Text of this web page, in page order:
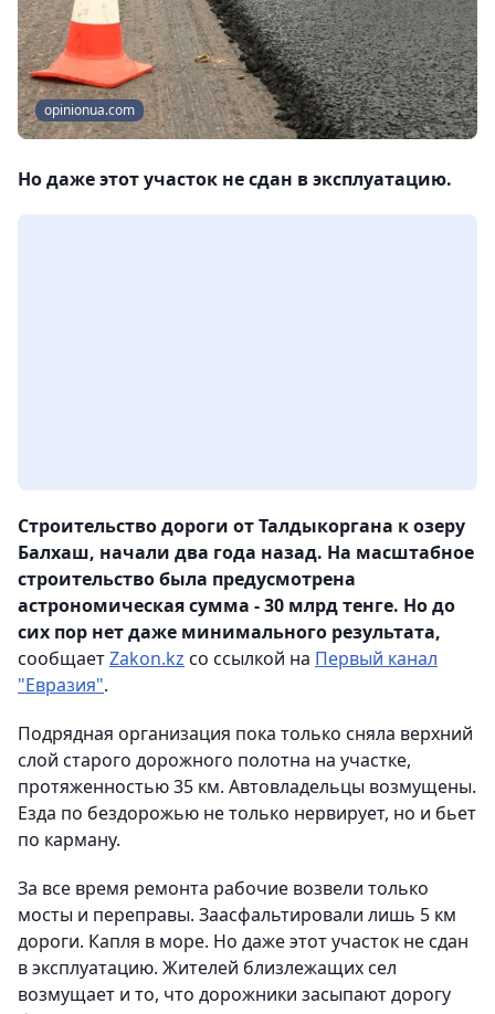
opinionua.com
Но даже этот участок не сдан в эксплуатацию.
Строительство дороги от Талдыкоргана к озеру
Балхаш, начали два года назад. На масштабное
строительство была предусмотрена
астрономическая сумма - 30 млрд тенге. Но до
сих пор нет даже минимального результата,
сообщаетZakon.kz со ссылкой на Первый канал
"Евразия".
Подрядная организация пока только сняла верхний
слой старого дорожного полотна на участке,
протяженностью 35 км. Автовладельцы возмущены.
Езда по бездорожью не только нервирует, но и бьет
по карману.
За все время ремонта рабочие возвели только
мосты и переправы. Заасфальтировали лишь 5 км
дороги. Капля в море. Но даже этот участок не сдан
в эксплуатацию. Жителей близлежащих сел
возмущает и то, что дорожники засыпают дорогу